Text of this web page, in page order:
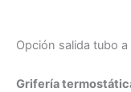
Opción salida tubo
Grifería